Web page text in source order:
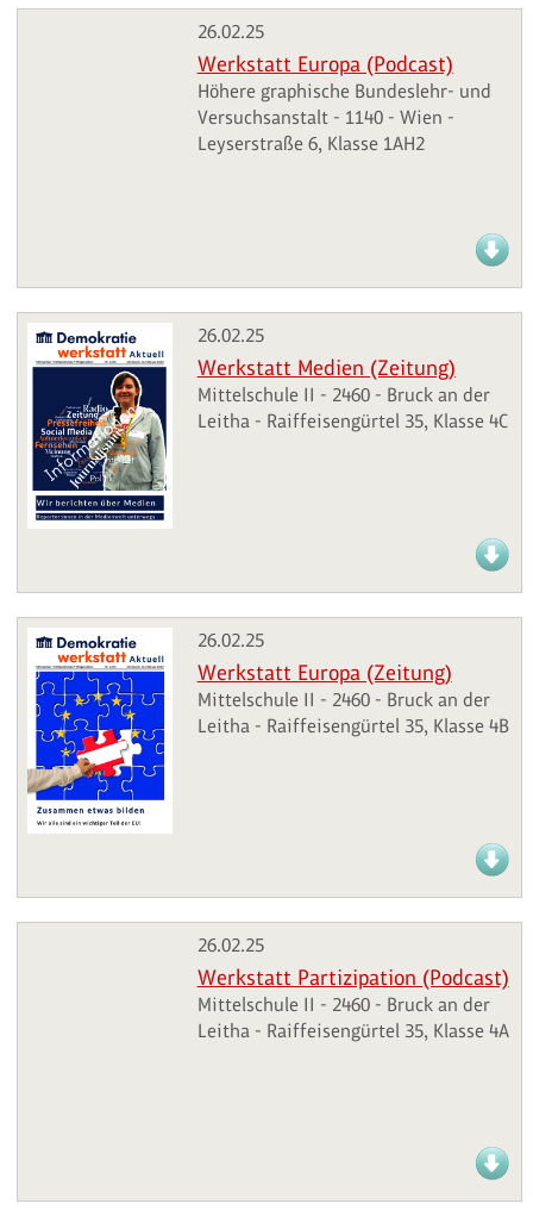
26.02.25
Werkstatt Europa (Podcast)
Höhere graphische Bundeslehr- und
Versuchsanstalt - 1140 - Wien -
Leyserstraße 6, Klasse 1AH2
26.02.25
Werkstatt Medien (Zeitung)
Mittelschule II - 2460 - Bruck an der
Leitha - Raiffeisengürtel 35, Klasse 4C
26.02.25
Werkstatt Europa (Zeitung)
Mittelschule II - 2460 - Bruck an der
Leitha - Raiffeisengürtel 35, Klasse 4B
26.02.25
Werkstatt Partizipation (Podcast)
Mittelschule II - 2460 - Bruck an der
Leitha - Raiffeisengürtel 35, Klasse 4A